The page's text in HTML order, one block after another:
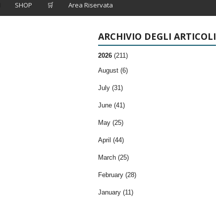
SHOP 🛒 Area Riservata
ARCHIVIO DEGLI ARTICOLI
2026 (211)
August (6)
July (31)
June (41)
May (25)
April (44)
March (25)
February (28)
January (11)